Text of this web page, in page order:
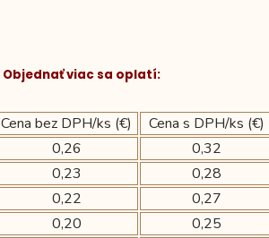
Objednať viac sa oplatí:
Cena bez DPH/ks (€)
Cena s DPH/ks (€)
0,26
0,32
0,23
0,28
0,22
0,27
0,20 0,25